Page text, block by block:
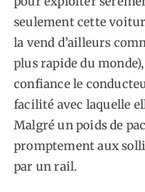
seulement cette
la vend d’ailleurs
plus rapide du
confiance le
facilité avec laquelle
Malgré un poids de
promptement aux
par un rail.